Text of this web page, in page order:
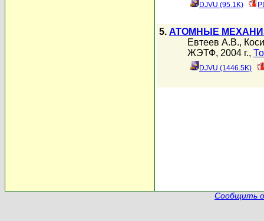
DJVU (95.1K)
5. АТОМНЫЕ
Евтеев А.В.,
ЖЭТФ, 2004 г.,
DJVU (1446.5K)
Сообщить о